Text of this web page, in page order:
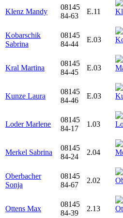
Klenz Mandy
08145
84-63
E.11
Kobarschik
Sabrina
08145
84-44
E.03
Kral Martina
08145
84-45
E.03
Kunze Laura
08145
84-46
E.03
Loder Marlene
08145
84-17
1.03
Merkel Sabrina
08145
84-24
2.04
Oberbacher
Sonja
08145
84-67
2.02
Ottens Max
08145
84-39
2.13